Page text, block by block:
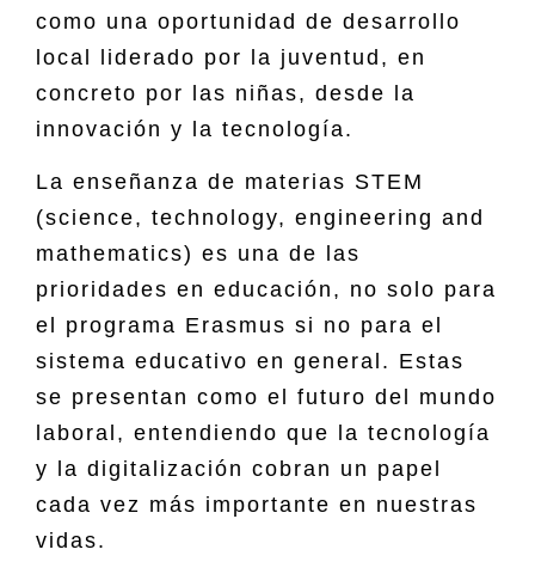
como una oportunidad de desarrollo
local liderado por la juventud, en
concreto por las niñas, desde la
innovación y la tecnología.
La enseñanza de materias STEM
(science, technology, engineering and
mathematics) es una de las
prioridades en educación, no solo para
el programa Erasmus si no para el
sistema educativo en general. Estas
se presentan como el futuro del mundo
laboral, entendiendo que la tecnología
y la digitalización cobran un papel
cada vez más importante en nuestras
vidas.